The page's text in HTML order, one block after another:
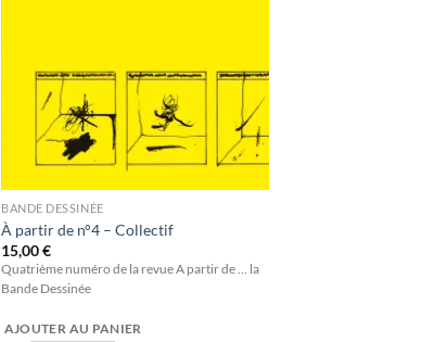
BANDE DESSINÉE
À partir de n°4 – Collectif
15,00€
Quatrième numéro de la revue A partir de ... la
Bande Dessinée
AJOUTER AU PANIER